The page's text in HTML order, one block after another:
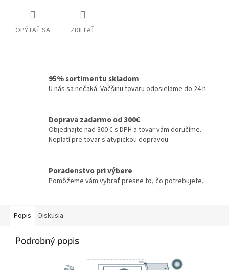
OPÝTAŤ SA ZDIEĽAŤ
95% sortimentu skladom
U nás sa nečaká. Väčšinu tovaru odosielame do 24 h.
Doprava zadarmo od 300€
Objednajte nad 300 € s DPH a tovar vám doručíme.
Neplatí pre tovar s atypickou dopravou.
Poradenstvo pri výbere
Pomôžeme vám vybrať presne to, čo potrebujete.
Popis Diskusia
Podrobný popis